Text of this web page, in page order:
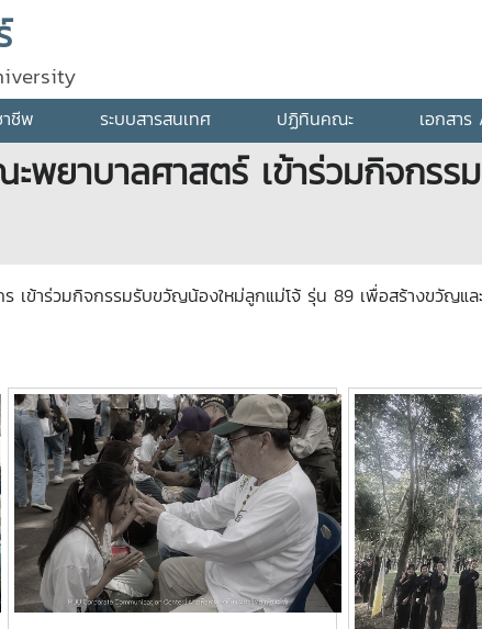
ชีพ ระบบสารสนเทศ ปฏิทินคณะ เอกสา
พยาบาลศาสตร์ เข้าร่วมกิจกร
เข้าร่วมกิจกรรมรับขวัญน้องใหม่ลูกแม่โจ้ รุ่น 89 เพื่อสร้างขวัญแ